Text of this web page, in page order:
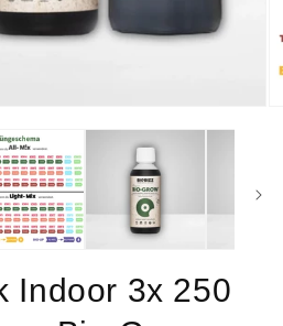
Indoor 3x 250